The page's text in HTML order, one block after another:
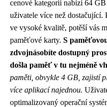
cenové kategorii nabízí 64
uživatele více než dostačující.
ve vysoké kvalitě, potěší vás
paměťové karty. S
zdvojnásobíte dostupný
došla paměť v tu nejméně
paměti, obvykle 4 GB, zajistí
více aplikací najednou.
optimalizovaný operační